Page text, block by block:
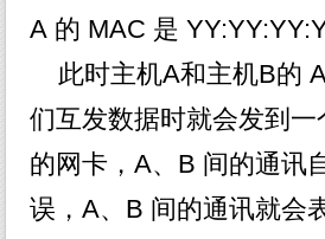
A 的 MAC 是
此时主机A和主机B的
们互发数据时就会发到
的网卡，A、B 间的通讯
误，A、B 间的通讯就会